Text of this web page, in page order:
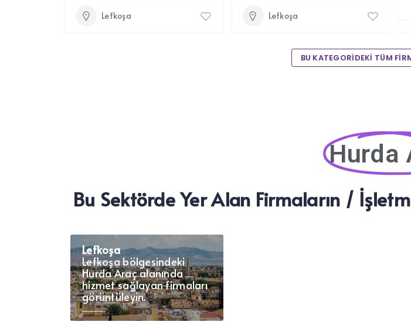
Lefkoşa Lefkoşa
BU KATEGORİDEKİ TÜM
Hurda
Bu Sektörde Yer Alan Firmaların /
Lefkoşa
Lefkoşa bölgesindeki
Hurda Araç alanında
hizmet sağlayan firmaları
görüntüleyin.